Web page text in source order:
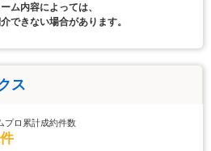
ム内容によっては、
できない場合があります。
ス
プロ累計成約件数